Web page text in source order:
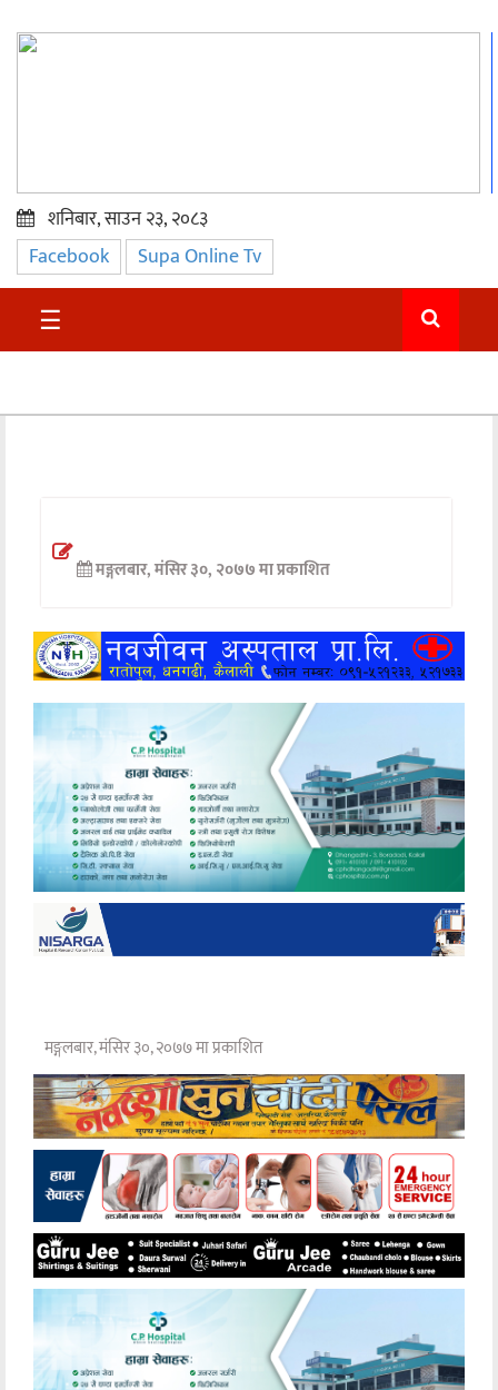
प्रमुख
समाचार
सुदुर
अन्तर्वार्ता
खेलकुद
मनोरञ्जन
अन्य
शनिबार, साउन २३, २०८३
Facebook Supa Online Tv
☰
मङ्गलबार, मंसिर ३०, २०७७ मा प्रकाशित
मङ्गलबार, मंसिर ३०, २०७७ मा प्रकाशित